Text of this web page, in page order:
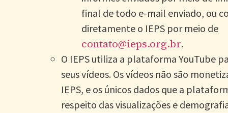
final de todo e-mail enviado, ou
diretamente o IEPS por meio de
contato@ieps.org.br.
O IEPS utiliza a plataforma YouTube
seus vídeos. Os vídeos não são
IEPS, e os únicos dados que a
respeito das visualizações e